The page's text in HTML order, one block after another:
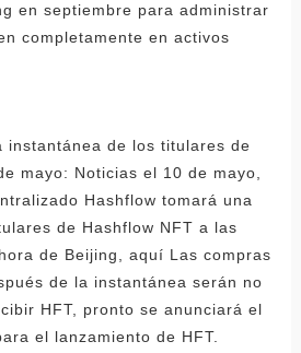
en septiembre para administrar
completamente en activos
instantánea de los titulares de
mayo: Noticias el 10 de mayo,
Hashflow tomará una
de Hashflow NFT a las
de Beijing, aquí Las compras
de la instantánea serán no
HFT, pronto se anunciará el
el lanzamiento de HFT.